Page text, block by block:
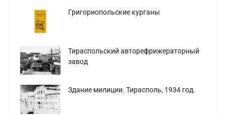
Григориопольские курганы
Тираспольский авторефрижераторный
завод
Здание милиции. Тирасполь, 1934 год.